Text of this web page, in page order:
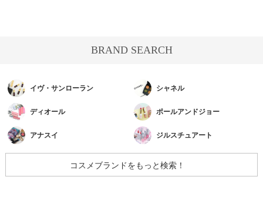
BRAND SEARCH
イヴ・サンローラン シャネル
ディオール ポールアンドジョー
アナスイ ジルスチュアート
コスメブランドをもっと検索！